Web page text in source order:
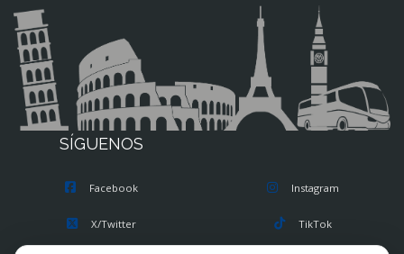
SÍGUENOS
Facebook
X/Twitter
Instagram
TikTok